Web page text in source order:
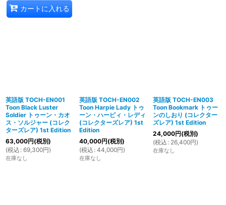
カートに入れる
英語版 TOCH-EN001
Toon Black Luster
Soldier トゥーン・カオ
ス・ソルジャー (コレク
ターズレア) 1st Edition
63,000円(税別)
(税込 : 69,300円)
在庫なし
英語版 TOCH-EN002
Toon Harpie Lady トゥ
ーン・ハーピィ・レディ
(コレクターズレア) 1st
Edition
40,000円(税別)
(税込 : 44,000円)
在庫なし
英語版 TOCH-EN003
Toon Bookmark トゥー
ンのしおり (コレクター
ズレア) 1st Edition
24,000円(税別)
(税込 : 26,400円)
在庫なし